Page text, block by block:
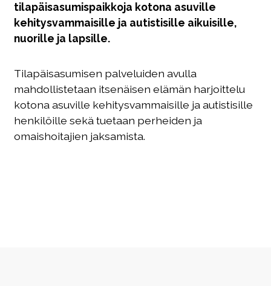
tilapäisasumispaikkoja kotona asuville
kehitysvammaisille ja autistisille aikuisille,
nuorille ja lapsille.
Tilapäisasumisen palveluiden avulla
mahdollistetaan itsenäisen elämän harjoittelu
kotona asuville kehitysvammaisille ja autistisille
henkilöille sekä tuetaan perheiden ja
omaishoitajien jaksamista.